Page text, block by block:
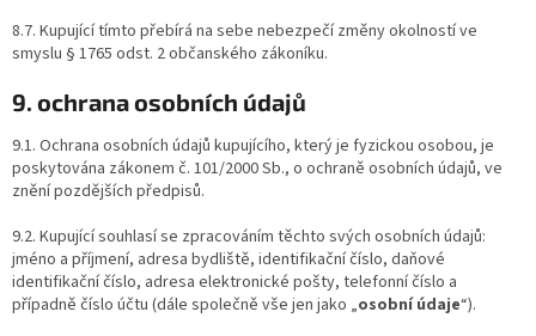
8.7. Kupující tímto přebírá na sebe nebezpečí změny okolností ve
smyslu § 1765 odst. 2 občanského zákoníku.
9. ochrana osobních údajů
9.1. Ochrana osobních údajů kupujícího, který je fyzickou osobou, je
poskytována zákonem č. 101/2000 Sb., o ochraně osobních údajů, ve
znění pozdějších předpisů.
9.2. Kupující souhlasí se zpracováním těchto svých osobních údajů:
jméno a příjmení, adresa bydliště, identifikační číslo, daňové
identifikační číslo, adresa elektronické pošty, telefonní číslo a
případně číslo účtu (dále společně vše jen jako „osobní údaje“).